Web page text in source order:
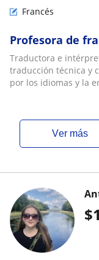
Francés
Profesora de
Traductora e
traducción técnica y
por los idiomas y la
ver más
$